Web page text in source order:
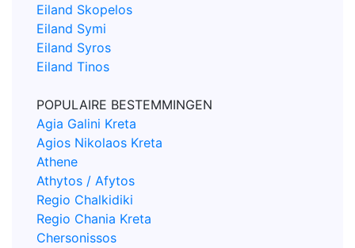
Eiland Skopelos
Eiland Symi
Eiland Syros
Eiland Tinos
POPULAIRE BESTEMMINGEN
Agia Galini Kreta
Agios Nikolaos Kreta
Athene
Athytos / Afytos
Regio Chalkidiki
Regio Chania Kreta
Chersonissos